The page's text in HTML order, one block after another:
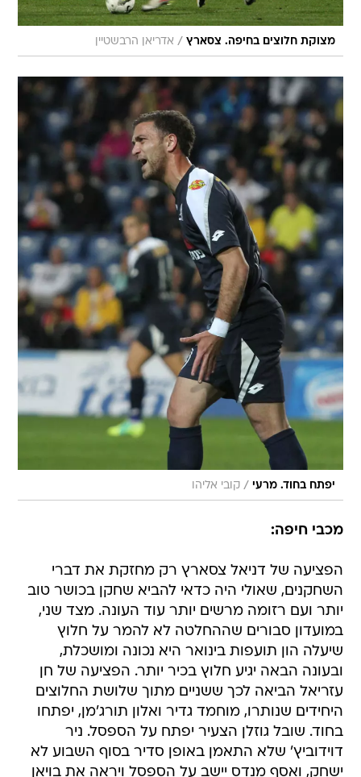
מצוקת חלוצים בחיפה. צסארץ / אדריאן הרבשטיין
יפתח בחוד. מרעי / קובי אליהו
מכבי חיפה:
הפציעה של דניאל צסארץ רק מחזקת את דברי
השחקנים, שאולי היה כדאי להביא שחקן בכושר טוב
יותר ועם רזומה מרשים יותר עוד העונה. מצד שני,
במועדון סבורים שההחלטה לא להמר על חלוץ
שיעלה הון תועפות בינואר היא נכונה ומושכלת,
ובעונה הבאה יגיע חלוץ בכיר יותר. הפציעה של חן
עזריאל הביאה לכך ששניים מתוך שלושת החלוצים
היחידים שנותרו, מוחמד גדיר ואלון תורג'מן, יפתחו
בחוד. שובל גוזלן הצעיר יפתח על הספסל. ניר
דוידוביץ' שלא התאמן באופן סדיר בסוף השבוע לא
ישחק, ואסף מנדס יישב על הספסל ויראה את בויאן